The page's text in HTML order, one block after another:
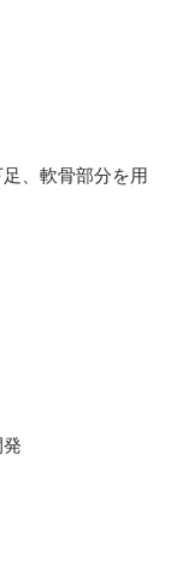
、軟骨部分を用